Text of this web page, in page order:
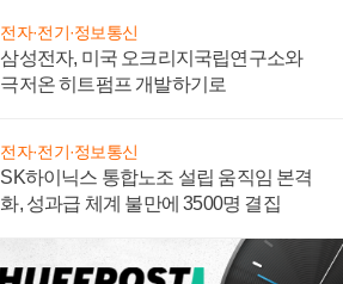
전자·전기·정보통신
삼성전자, 미국 오크리지국립연구소와
극저온 히트펌프 개발하기로
전자·전기·정보통신
SK하이닉스 통합노조 설립 움직임 본격
화, 성과급 체계 불만에 3500명 결집